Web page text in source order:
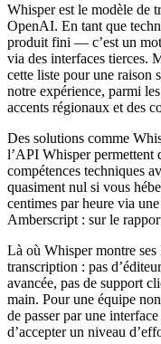
Whisper est le modèle de
OpenAI. En tant que
produit fini — c’est un
via des interfaces tierces.
cette liste pour une raison
notre expérience, parmi
accents régionaux et des
Des solutions comme
l’API Whisper permettent
compétences techniques
quasiment nul si vous
centimes par heure via
Amberscript : sur le
Là où Whisper montre ses
transcription : pas
avancée, pas de support
main. Pour une équipe
de passer par une
d’accepter un niveau